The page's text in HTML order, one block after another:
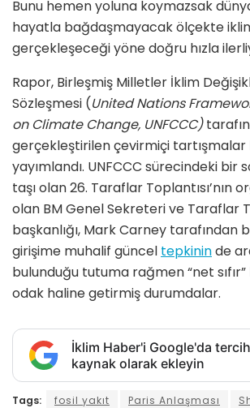
Bunu hemen yoluna koymazsak
hayatla bağdaşmayacak ölçekte iklim
gerçekleşeceği yöne doğru hızla
Rapor, Birleşmiş Milletler İklim
Sözleşmesi (United Nations
on Climate Change, UNFCCC)
gerçekleştirilen çevirmiçi tartışmalar
yayımlandı. UNFCCC sürecindeki bir
taşı olan 26. Taraflar Toplantısı’nın
olan BM Genel Sekreteri ve Taraflar
başkanlığı, Mark Carney tarafından
girişime muhalif güncel tepkininde
bulunduğu tutuma rağmen “net
odak haline getirmiş durumdalar.
İklim Haber'i Google'da
kaynak olarak ekleyin
Tags: fosil yakıt Paris Anlaşması